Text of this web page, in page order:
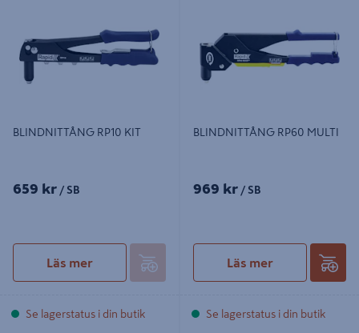
BLINDNITTÅNG RP10 KIT
659 kr / SB
Läs mer
Se lagerstatus i din butik
BLINDNITTÅNG RP60 MULTI
969 kr / SB
Läs mer
Se lagerstatus i din butik